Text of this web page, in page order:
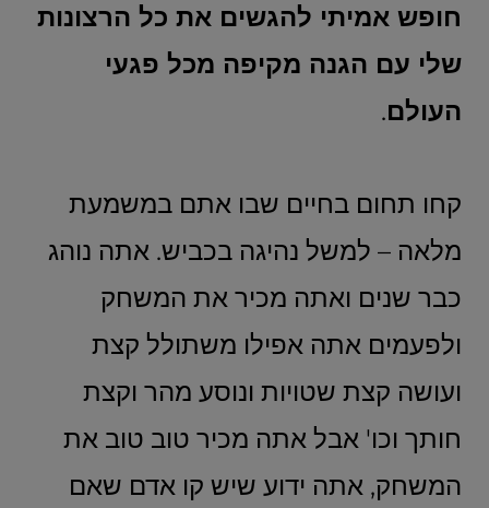
חופש אמיתי להגשים את כל הרצונות
שלי עם הגנה מקיפה מכל פגעי
העולם.
קחו תחום בחיים שבו אתם במשמעת
מלאה – למשל נהיגה בכביש. אתה נוהג
כבר שנים ואתה מכיר את המשחק
ולפעמים אתה אפילו משתולל קצת
ועושה קצת שטויות ונוסע מהר וקצת
חותך וכו' אבל אתה מכיר טוב טוב את
המשחק, אתה ידוע שיש קו אדם שאם